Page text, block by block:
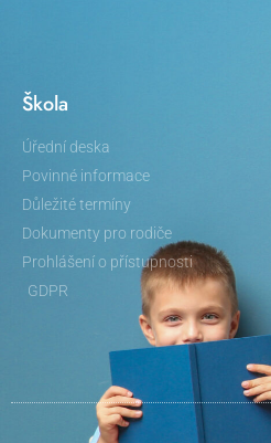
Škola
Úřední deska
Povinné informace
Důležité termíny
Dokumenty pro rodiče
Prohlášení o přístupnosti
GDPR